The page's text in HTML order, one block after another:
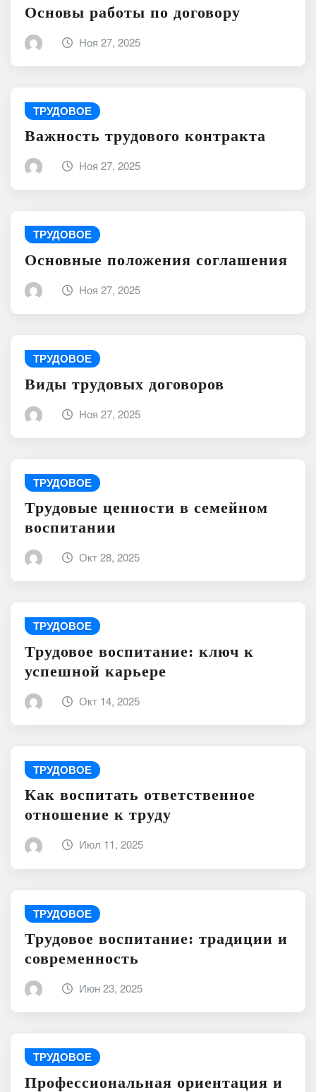
Основы работы по договору
Ноя 27, 2025
ТРУДОВОЕ
Важность трудового контракта
Ноя 27, 2025
ТРУДОВОЕ
Основные положения соглашения
Ноя 27, 2025
ТРУДОВОЕ
Виды трудовых договоров
Ноя 27, 2025
ТРУДОВОЕ
Трудовые ценности в семейном
воспитании
Окт 28, 2025
ТРУДОВОЕ
Трудовое воспитание: ключ к
успешной карьере
Окт 14, 2025
ТРУДОВОЕ
Как воспитать ответственное
отношение к труду
Июл 11, 2025
ТРУДОВОЕ
Трудовое воспитание: традиции и
современность
Июн 23, 2025
ТРУДОВОЕ
Профессиональная ориентация и